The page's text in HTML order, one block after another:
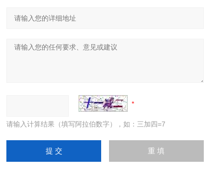
请输入计算结果（填写阿拉伯数字），如：三加四=7